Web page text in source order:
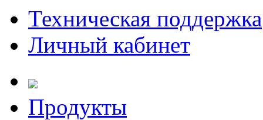
Техническая поддержка
Личный кабинет
Продукты